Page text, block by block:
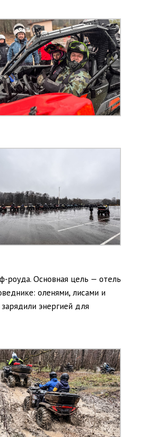
роуда. Основная цель — отель
оленями, лисами и
энергией для